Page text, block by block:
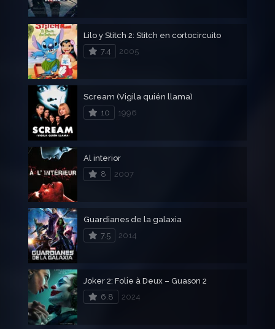
Lilo y Stitch 2: Stitch en cortocircuito
7.4
2005
Scream (Vigila quién llama)
10
1996
Al interior
8
2007
Guardianes de la galaxia
7.5
2014
Joker 2: Folie à Deux – Guason 2
6.8
2024